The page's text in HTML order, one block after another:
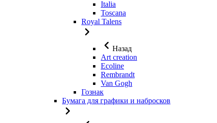
Italia
Toscana
Royal Talens
Назад
Art creation
Ecoline
Rembrandt
Van Gogh
Гознак
Бумага для графики и набросков